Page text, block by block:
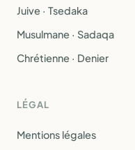
Juive · Tsedaka
Musulmane · Sadaqa
Chrétienne · Denier
LÉGAL
Mentions légales